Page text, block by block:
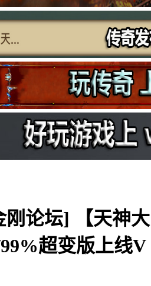
刚论坛]
【天神
超变版上线V